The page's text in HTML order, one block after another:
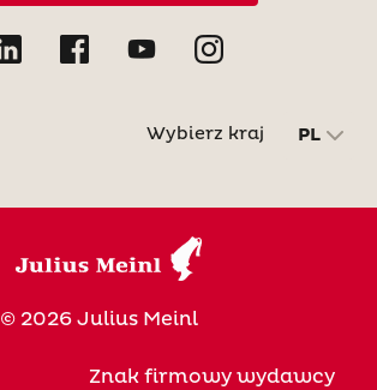
Wybierz kraj PL
© 2026 Julius Meinl
Znak firmowy wydawcy